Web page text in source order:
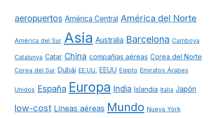
aeropuertos América Central América del Norte
América del Sur Asia Australia Barcelona Camboya
Catalunya Catar China compañías aéreas Corea del Norte
Corea del Sur Dubái EE.UU. EEUU Egipto Emiratos Árabes
Unidos España Europa India Islandia Italia Japón
low-cost Líneas aéreas Mundo Nueva York